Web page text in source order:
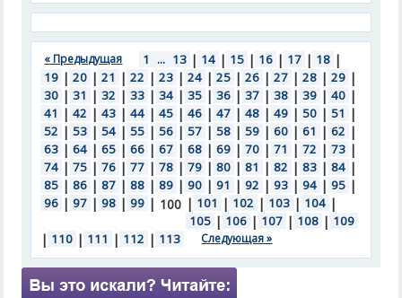
« Предыдущая 1 ... 13 | 14 | 15 | 16 | 17 | 18 |
19 | 20 | 21 | 22 | 23 | 24 | 25 | 26 | 27 | 28 | 29 |
30 | 31 | 32 | 33 | 34 | 35 | 36 | 37 | 38 | 39 | 40 |
41 | 42 | 43 | 44 | 45 | 46 | 47 | 48 | 49 | 50 | 51 |
52 | 53 | 54 | 55 | 56 | 57 | 58 | 59 | 60 | 61 | 62 |
63 | 64 | 65 | 66 | 67 | 68 | 69 | 70 | 71 | 72 | 73 |
74 | 75 | 76 | 77 | 78 | 79 | 80 | 81 | 82 | 83 | 84 |
85 | 86 | 87 | 88 | 89 | 90 | 91 | 92 | 93 | 94 | 95 |
96 | 97 | 98 | 99 | 100 | 101 | 102 | 103 | 104 |
105 | 106 | 107 | 108 | 109
| 110 | 111 | 112 | 113 Следующая »